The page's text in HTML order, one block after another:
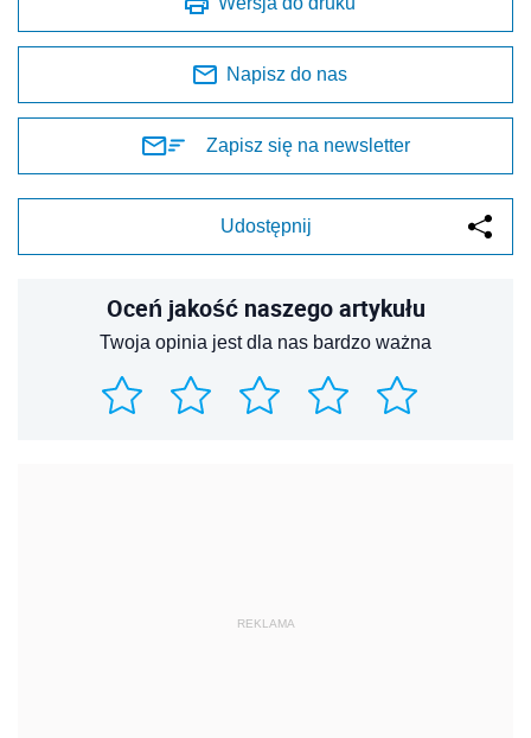
Napisz do nas
Zapisz się na newsletter
Udostępnij
Oceń jakość naszego artykułu
Twoja opinia jest dla nas bardzo ważna
REKLAMA